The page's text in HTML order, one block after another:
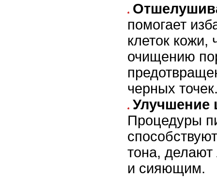
помогает
клеток кожи,
очищению
черных
Улучшение
Процедуры
тона,
и сияющим.